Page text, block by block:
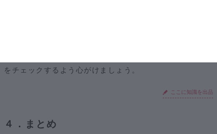
をチェックするよう心がけましょう。
ここに知識を出品
４．まとめ